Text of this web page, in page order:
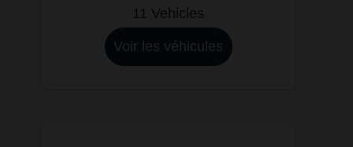
11 Vehicles
Voir les véhicules